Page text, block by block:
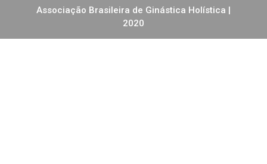
Associação Brasileira de Ginástica Holística |
2020